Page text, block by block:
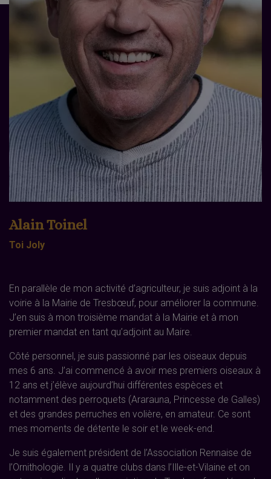
Alain Toinel
Toi Joly
En parallèle de mon activité d’agriculteur, je suis adjoint à la
voirie à la Mairie de Tresbœuf, pour améliorer la commune.
J’en suis à mon troisième mandat à la Mairie et à mon
premier mandat en tant qu’adjoint au Maire.
Côté personnel, je suis passionné par les oiseaux depuis
mes 6 ans. J’ai commencé à avoir mes premiers oiseaux à
12 ans et j’élève aujourd’hui différentes espèces et
notamment des perroquets (Ararauna, Princesse de Galles)
et des grandes perruches en volière, en amateur. Ce sont
mes moments de détente le soir et le week-end.
Je suis également président de l’Association Rennaise de
l’Ornithologie. Il y a quatre clubs dans l’Ille-et-Vilaine et on